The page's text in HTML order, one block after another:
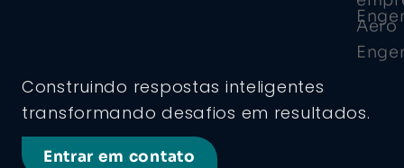
Construindo respostas inteligentes
transformando desafios em resultados.
Entrar em contato